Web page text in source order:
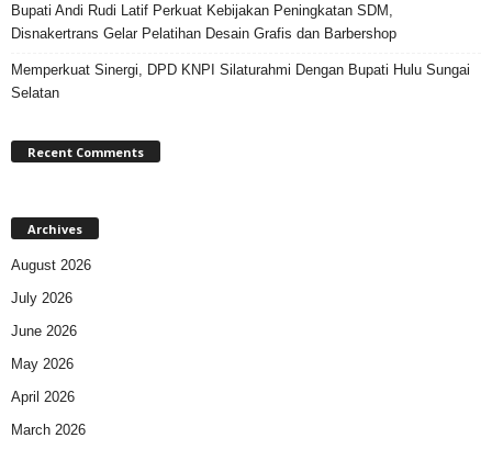
Bupati Andi Rudi Latif Perkuat Kebijakan Peningkatan SDM,
Disnakertrans Gelar Pelatihan Desain Grafis dan Barbershop
Memperkuat Sinergi, DPD KNPI Silaturahmi Dengan Bupati Hulu Sungai
Selatan
Recent Comments
Archives
August 2026
July 2026
June 2026
May 2026
April 2026
March 2026